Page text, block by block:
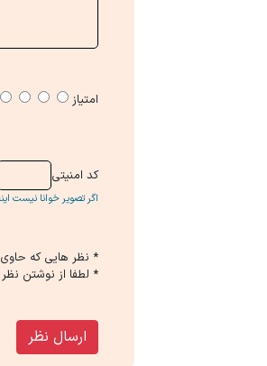
امتیاز
كد امنیتی
اگر تصویر خوانا نیست
* نظر هایی كه
* لطفا از نوشتن
ارسال نظر